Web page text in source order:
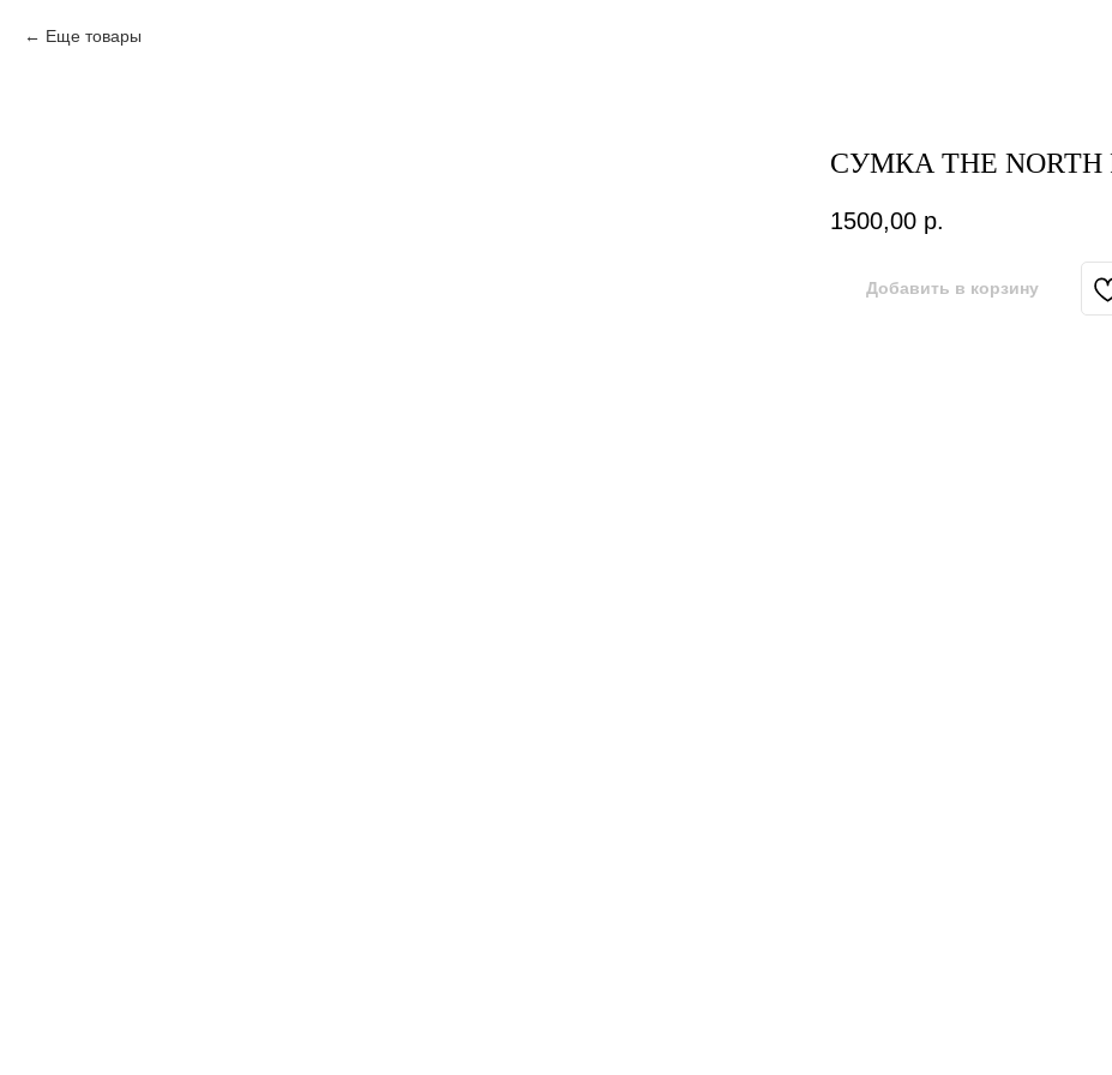
Еще товары
СУМКА THE NORTH
1500,00 р.
Добавить в корзину